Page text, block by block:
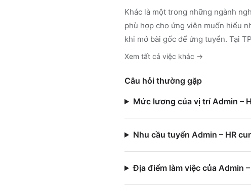
Khác là một trong những ngành
phù hợp cho ứng viên muốn hiểu
khi mở bài gốc để ứng tuyển. Tại
Xem tất cả việc khác →
Câu hỏi thường gặp
Mức lương của vị trí Admin –
Nhu cầu tuyển Admin – HR
Địa điểm làm việc của Admin